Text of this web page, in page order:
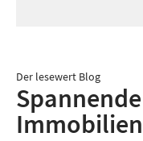
Der lesewert Blog